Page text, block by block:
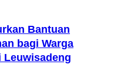
Bantuan
bagi Warga
Leuwisadeng